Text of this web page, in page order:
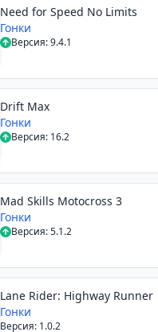
Need for Speed No Limits
Гонки
Версия: 9.4.1
Drift Max
Гонки
Версия: 16.2
Mad Skills Motocross 3
Гонки
Версия: 5.1.2
Lane Rider: Highway Runner
Гонки
Версия: 1.0.2